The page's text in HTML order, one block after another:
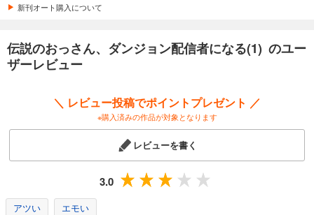
新刊オート購入について
伝説のおっさん、ダンジョン配信者になる(1) のユー
ザーレビュー
＼ レビュー投稿でポイントプレゼント ／
※購入済みの作品が対象となります
レビューを書く
3.0
アツい エモい